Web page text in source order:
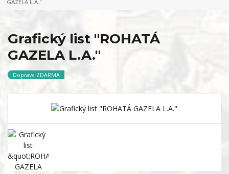
GAZELA L.A."
Grafický list "ROHATÁ
GAZELA L.A."
Doprava ZDARMA